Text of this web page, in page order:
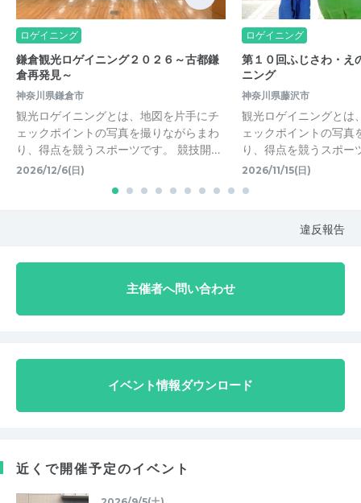
ロゲイニング
鎌倉観光ロゲイニング２０２６～古都鎌
倉再発見～
神奈川県鎌倉市
観光ロゲイニングとは、地図を片手にチ
ェックポイントの写真を撮りながらまわ
り、得点を競うスポーツです。 競技開…
2026/12/6(日)
ロゲイニング
第１０回ふじさわ・え
ニング
神奈川県藤沢市
観光ロゲイニングとは
ェックポイントの写真
り、得点を競うスポ
2026/11/15(日)
違反報告
主催者へ問い合わせ
イベント情報ダウンロード
近くで開催予定のイベント